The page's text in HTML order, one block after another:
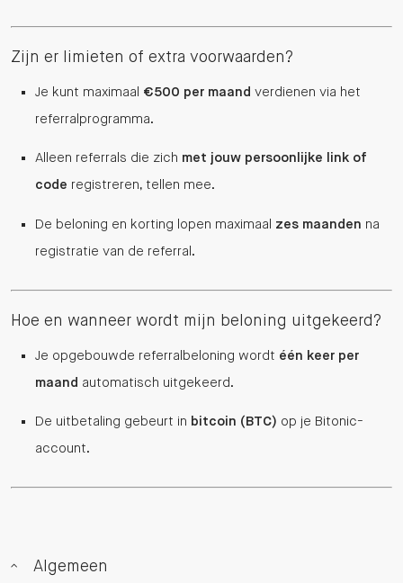
Zijn er limieten of extra voorwaarden?
Je kunt maximaal €500 per maand verdienen via het
referralprogramma.
Alleen referrals die zich met jouw persoonlijke link of
code registreren, tellen mee.
De beloning en korting lopen maximaal zes maanden na
registratie van de referral.
Hoe en wanneer wordt mijn beloning uitgekeerd?
Je opgebouwde referralbeloning wordt één keer per
maand automatisch uitgekeerd.
De uitbetaling gebeurt in bitcoin (BTC) op je Bitonic-
account.
Algemeen